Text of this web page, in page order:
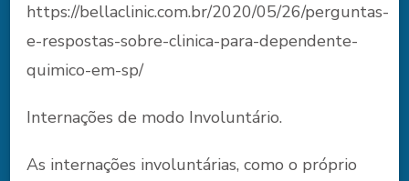
https://bellaclinic.com.br/2020/05/26/perguntas-
e-respostas-sobre-clinica-para-dependente-
quimico-em-sp/
Internações de modo Involuntário.
As internações involuntárias, como o próprio